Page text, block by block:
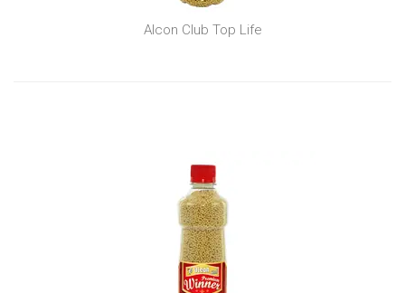
Alcon Club Top Life